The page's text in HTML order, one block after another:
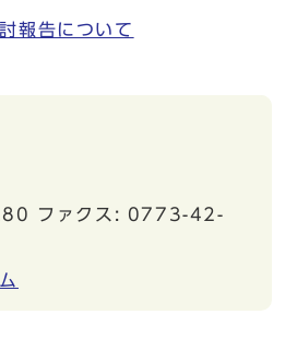
報告について
ファクス: 0773-42-